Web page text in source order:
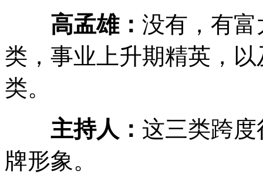
高孟雄： 没有，有
类，事业上升期精英，
类。
主持人： 这三类跨
牌形象。